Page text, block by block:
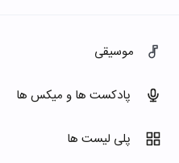
موسیقی
پادکست ها و میکس ها
پلی لیست ها